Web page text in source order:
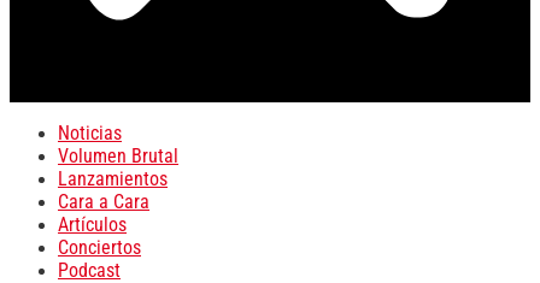
Noticias
Volumen Brutal
Lanzamientos
Cara a Cara
Artículos
Conciertos
Podcast